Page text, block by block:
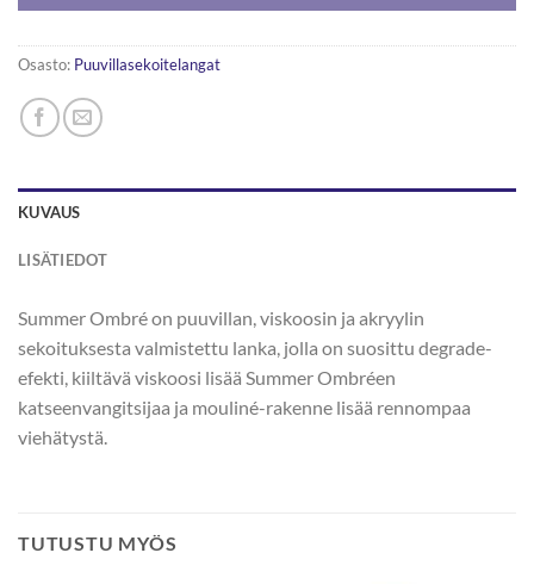
Osasto: Puuvillasekoitelangat
KUVAUS
LISÄTIEDOT
Summer Ombré on puuvillan, viskoosin ja akryylin
sekoituksesta valmistettu lanka, jolla on suosittu degrade-
efekti, kiiltävä viskoosi lisää Summer Ombréen
katseenvangitsijaa ja mouliné-rakenne lisää rennompaa
viehätystä.
TUTUSTU MYÖS